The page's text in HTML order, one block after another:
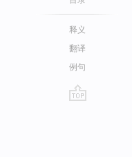
释义
翻译
例句